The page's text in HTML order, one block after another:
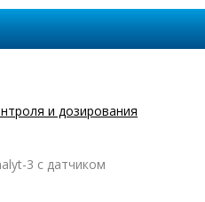
и дозирования
3 с датчиком